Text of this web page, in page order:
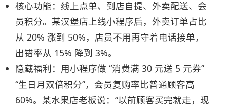
核心功能：线上点单、到店自提、外卖配送、会
员积分。某汉堡店上线小程序后，外卖订单占比
从 20% 涨到 50%，店员不用再守着电话接单，
出错率从 15% 降到 3%。​
隐藏福利：用小程序做 “消费满 30 元送 5 元券”
“生日月双倍积分”，会员复购率比普通顾客高
60%。某水果店老板说：“以前顾客买完就走，现